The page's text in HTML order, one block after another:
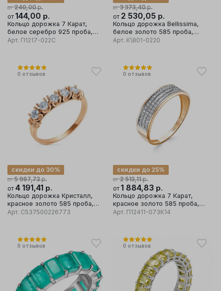
от 240,00р.
от 144,00 р.
Кольцо дорожка 7 Карат,
белое серебро 925 проба,
вставка фианит
Арт. П1217-022С
от 3 373,40р.
от 2 530,05 р.
Кольцо дорожка Bellissima,
белое золото 585 проба,
вставка бриллиант
Арт. К\801-0220
0 отзывов
от 5 987,73р.
скидки до 30%
от 4 191,41 р.
Кольцо дорожка Кристалл,
красное золото 585 проба,
вставка бриллиант
Арт. C537500226773
0 отзывов
от 2 513,11р.
скидки до 25%
от 1 884,83 р.
Кольцо дорожка 7 Карат,
красное золото 585 проба,
вставка бриллиант
Арт. П12411-073К14
0 отзывов 0 отзывов